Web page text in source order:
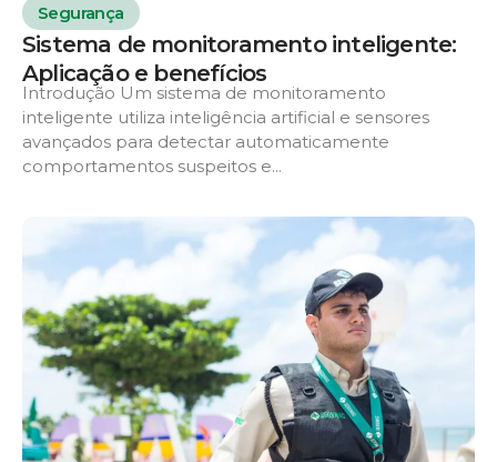
Segurança
Sistema de monitoramento inteligente:
Aplicação e benefícios
Introdução Um sistema de monitoramento
inteligente utiliza inteligência artificial e sensores
avançados para detectar automaticamente
comportamentos suspeitos e...